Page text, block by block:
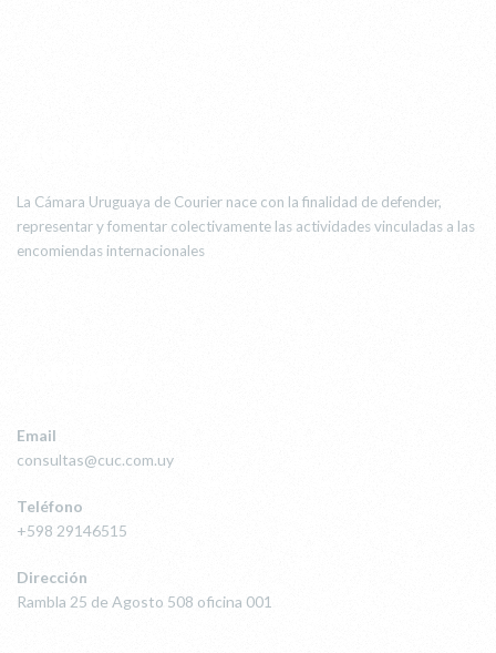
La Cámara Uruguaya de Courier nace con la finalidad de defender,
representar y fomentar colectivamente las actividades vinculadas a las
encomiendas internacionales
Email
consultas@cuc.com.uy
Teléfono
+598 29146515
Dirección
Rambla 25 de Agosto 508 oficina 001